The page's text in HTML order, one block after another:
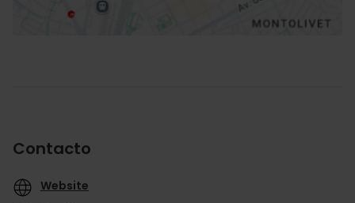
Contacto
Website